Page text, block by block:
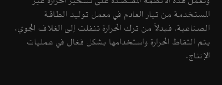
المستخدمة من تيار العادم في معمل توليد الطاقة
الصناعية. فبدلاً من ترك الحرارة تنفلت إلى الغلاف الجوي،
يتم التقاط الحرارة واستخدامها بشكل فعّال في عمليات
الإنتاج.